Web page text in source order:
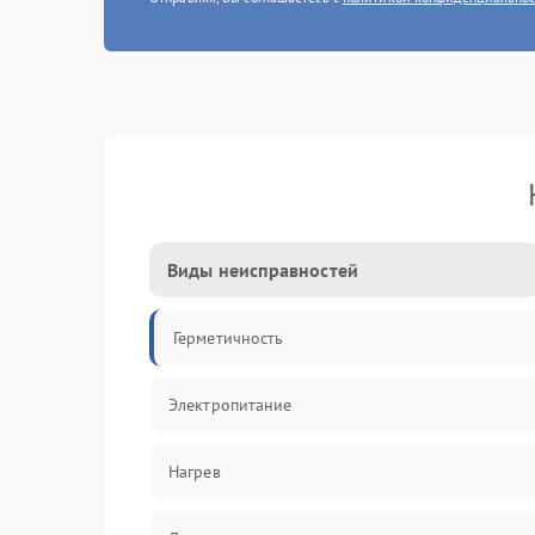
Виды неисправностей
Герметичность
Электропитание
Нагрев